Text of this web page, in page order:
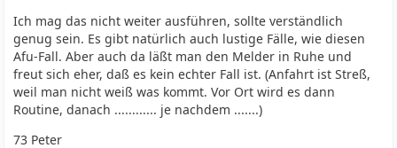
Ich mag das nicht weiter ausführen, sollte verständlich
genug sein. Es gibt natürlich auch lustige Fälle, wie diesen
Afu-Fall. Aber auch da läßt man den Melder in Ruhe und
freut sich eher, daß es kein echter Fall ist. (Anfahrt ist Streß,
weil man nicht weiß was kommt. Vor Ort wird es dann
Routine, danach ............ je nachdem .......)
73 Peter